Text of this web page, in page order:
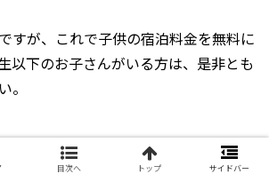
すが、これで子供の宿泊料金を無料に
以下のお子さんがいる方は、是非とも
。
目次へ トップ サイドバー